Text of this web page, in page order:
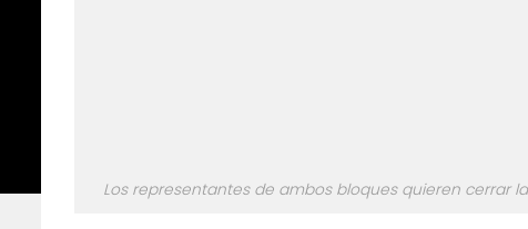
Los representantes de ambos bloques quieren cerrar